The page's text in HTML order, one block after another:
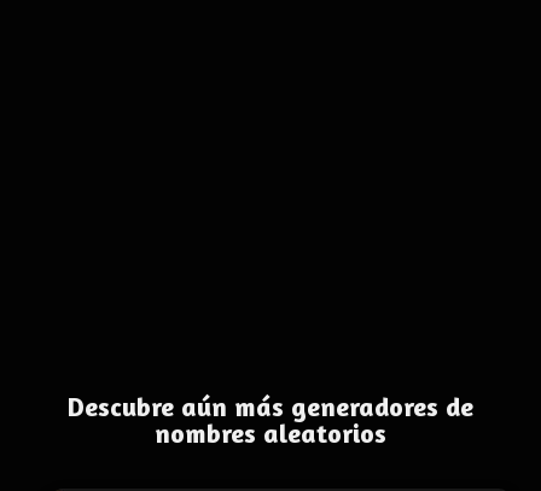
Descubre aún más generadores de
nombres aleatorios